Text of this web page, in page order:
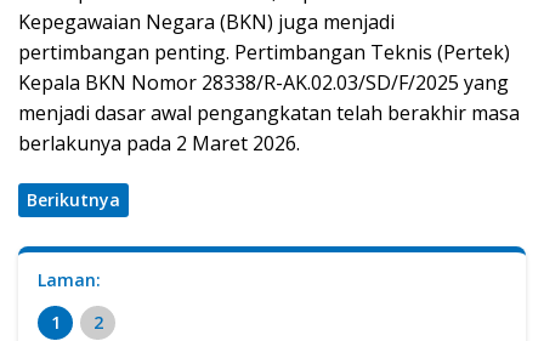
Kepegawaian Negara (BKN) juga menjadi
pertimbangan penting. Pertimbangan Teknis (Pertek)
Kepala BKN Nomor 28338/R-AK.02.03/SD/F/2025 yang
menjadi dasar awal pengangkatan telah berakhir masa
berlakunya pada 2 Maret 2026.
Berikutnya
Laman:
1
2